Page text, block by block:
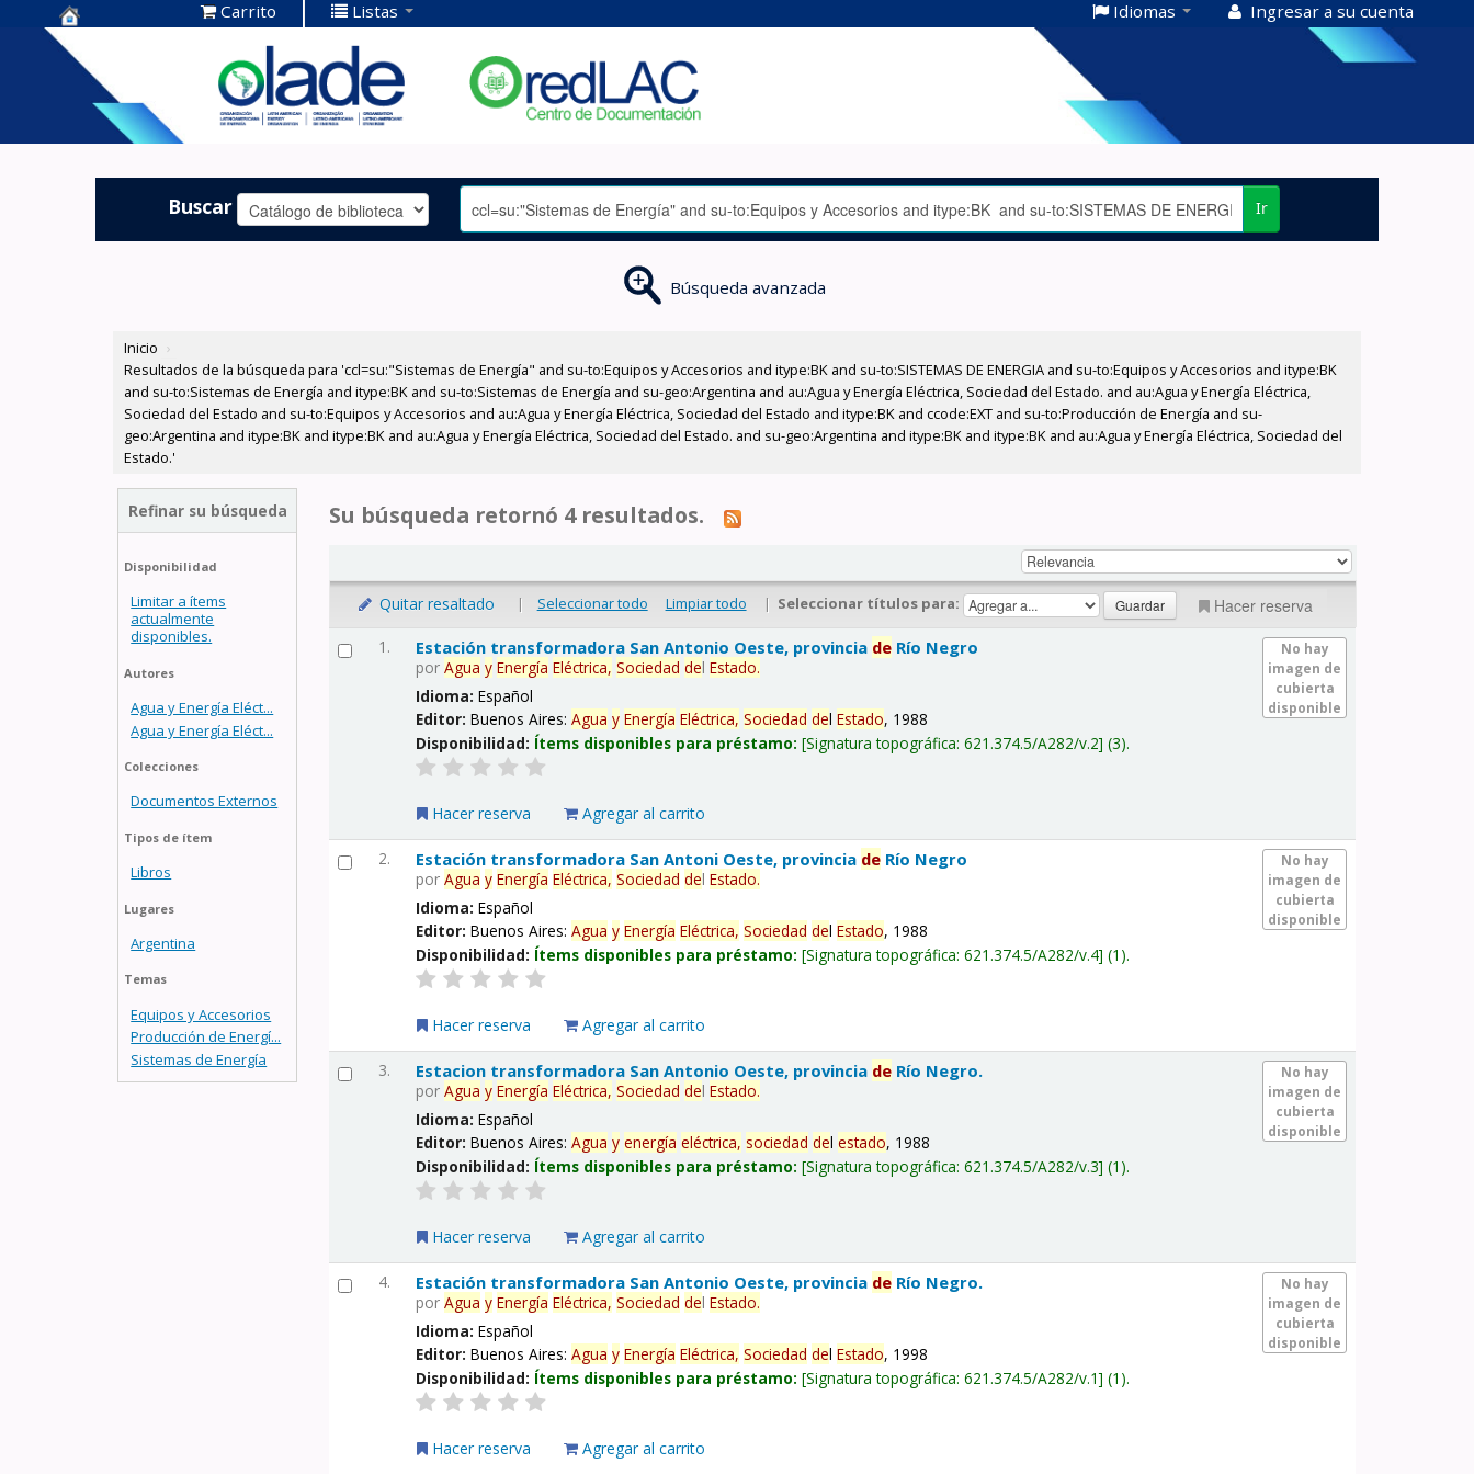
Centro de
Documentación
OLADE -
Carrito Listas Idiomas Ingresar a su cuenta
Buscar Ir
Búsqueda avanzada
Inicio ›
Resultados de la búsqueda para 'ccl=su:"Sistemas de Energía" and su-to:Equipos y Accesorios and itype:BK and su-to:SISTEMAS DE ENERGIA and su-to:Equipos y Accesorios and itype:BK
and su-to:Sistemas de Energía and itype:BK and su-to:Sistemas de Energía and su-geo:Argentina and au:Agua y Energía Eléctrica, Sociedad del Estado. and au:Agua y Energía Eléctrica,
Sociedad del Estado and su-to:Equipos y Accesorios and au:Agua y Energía Eléctrica, Sociedad del Estado and itype:BK and ccode:EXT and su-to:Producción de Energía and su-
geo:Argentina and itype:BK and itype:BK and au:Agua y Energía Eléctrica, Sociedad del Estado. and su-geo:Argentina and itype:BK and itype:BK and au:Agua y Energía Eléctrica, Sociedad del
Estado.'
Refinar su búsqueda
Disponibilidad
Limitar a ítems
actualmente
disponibles.
Autores
Agua y Energía Eléct...
Agua y Energía Eléct...
Colecciones
Documentos Externos
Tipos de ítem
Libros
Lugares
Argentina
Temas
Equipos y Accesorios
Producción de Energí...
Sistemas de Energía
Su búsqueda retornó 4 resultados.
Quitar resaltado | Seleccionar todo Limpiar todo | Seleccionar títulos para: Hacer reserva
1.
No hay
imagen de
cubierta
disponible
Estación transformadora San Antonio Oeste, provincia de Río Negro
porAgua y Energía Eléctrica, Sociedad delEstado.
Idioma:Español
Editor:Buenos Aires:Agua y Energía Eléctrica, Sociedad delEstado, 1988
Disponibilidad: Ítems disponibles para préstamo: Signatura topográfica:621.374.5/A282/v.2 (3).
Hacer reserva Agregar al carrito
2.
No hay
imagen de
cubierta
disponible
Estación transformadora San Antoni Oeste, provincia de Río Negro
porAgua y Energía Eléctrica, Sociedad delEstado.
Idioma:Español
Editor:Buenos Aires:Agua y Energía Eléctrica, Sociedad delEstado, 1988
Disponibilidad: Ítems disponibles para préstamo: Signatura topográfica:621.374.5/A282/v.4 (1).
Hacer reserva Agregar al carrito
3.
No hay
imagen de
cubierta
disponible
Estacion transformadora San Antonio Oeste, provincia de Río Negro.
porAgua y Energía Eléctrica, Sociedad delEstado.
Idioma:Español
Editor:Buenos Aires:Agua y energía eléctrica, sociedad delestado, 1988
Disponibilidad: Ítems disponibles para préstamo: Signatura topográfica:621.374.5/A282/v.3 (1).
Hacer reserva Agregar al carrito
4.
No hay
imagen de
cubierta
disponible
Estación transformadora San Antonio Oeste, provincia de Río Negro.
porAgua y Energía Eléctrica, Sociedad delEstado.
Idioma:Español
Editor:Buenos Aires:Agua y Energía Eléctrica, Sociedad delEstado, 1998
Disponibilidad: Ítems disponibles para préstamo: Signatura topográfica:621.374.5/A282/v.1 (1).
Hacer reserva Agregar al carrito